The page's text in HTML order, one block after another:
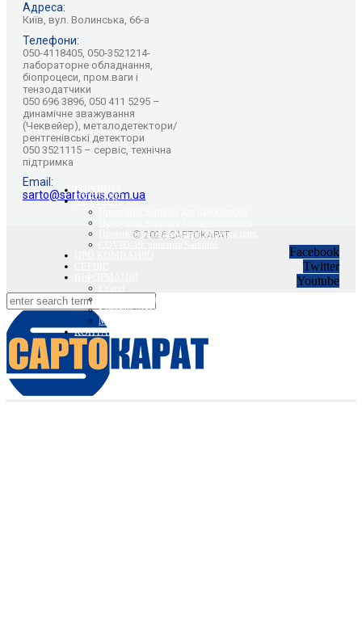
Адреса:
Київ, вул. Волинська, 66-а
Телефони:
050-4118405, 050-3521214-
лабораторне обладнання,
біопроцеси, пром.ваги і
тензодатчики
050 696 3896, 050 411 5295 –
динамічне зважування
(Чеквейер), металодетектори/
рентгенівські детектори
050 3521115 – сервіс, технічна
підтримка
Email:
sarto@sartorius.com.ua
© 2026 САРТОКАРАТ
Facebook
Twitter
Youtube
ГОЛОВНА
КАТАЛОГ
Промислове обладнання Minebea Intec
Вебінари Sartorius та Minebea Intec
Sartorius Відео
Minebea Intec Відео
КОНТАКТИ